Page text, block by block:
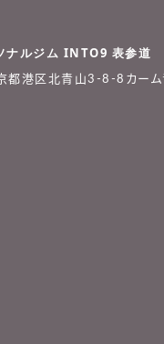
ナルジム INTO9 表参道
都港区北青山3-8-8カー